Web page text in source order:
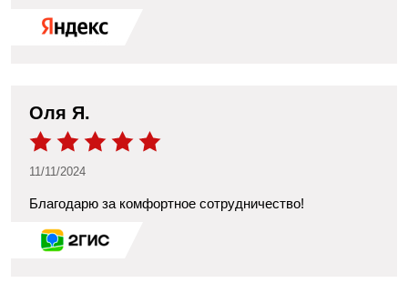
​Оля Я.
11/11/2024
Благодарю за комфортное сотрудничество!